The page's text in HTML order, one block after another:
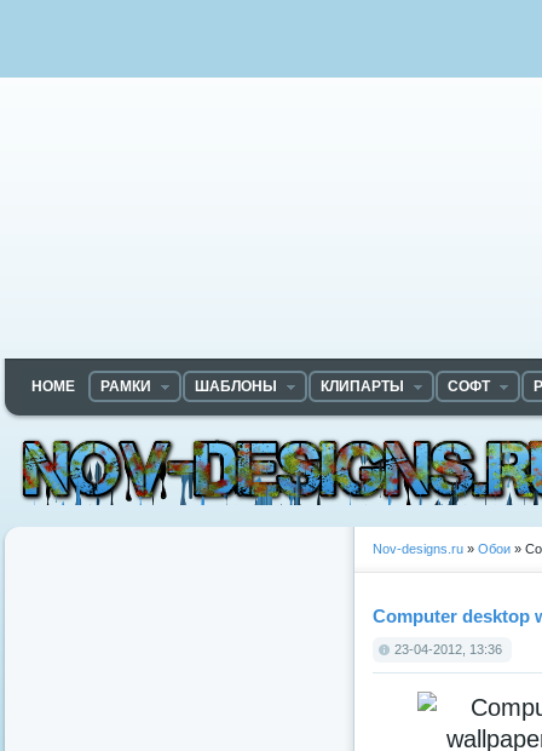
HOME РАМКИ ШАБЛОНЫ КЛИПАРТЫ СОФТ
Nov-designs.ru » Обои »
Computer desktop
23-04-2012, 13:36